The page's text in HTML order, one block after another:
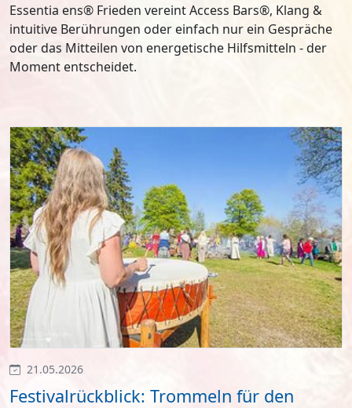
Essentia ens® Frieden vereint Access Bars®, Klang &
intuitive Berührungen oder einfach nur ein Gespräche
oder das Mitteilen von energetische Hilfsmitteln - der
Moment entscheidet.
21.05.2026
Festivalrückblick: Trommeln für den